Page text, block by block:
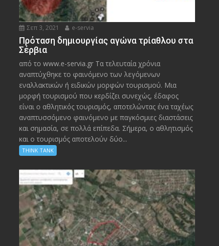
Σεπ 3, 2021 e-servia
Πρόταση δημιουργίας αγώνα τρίαθλου στα
Σέρβια
από το www.e-servia.gr Τα τελευταία χρόνια
αναπτύχθηκε το φαινόμενο των λεγόμενων
εναλλακτικών ή ειδικών μορφών τουρισμού. Μια
μορφή τουρισμού που κερδίζει συνεχώς, έδαφος
είναι ο αθλητικός τουρισμός, αποτελώντας ένα ταχέως
αναπτυσσόμενο φαινόμενο με παγκόσμιες διαστάσεις
και σημασία, σε πολλά επίπεδα. Σήμερα, ο αθλητισμός
και ο τουρισμός αποτελούν δύο...
THINK TANK